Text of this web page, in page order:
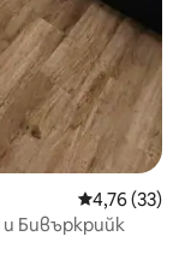
Средна
4,76 (33)
Бивъркрийк